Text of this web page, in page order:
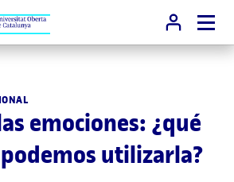
emociones: ¿qué
utilizarla?